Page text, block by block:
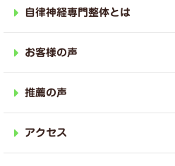
自律神経専門整体とは
お客様の声
推薦の声
アクセス